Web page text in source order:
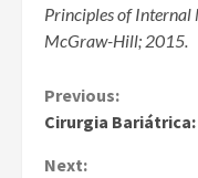
Principles of Internal
McGraw-Hill; 2015.
Continue
Reading
Previous:
Cirurgia
Next: